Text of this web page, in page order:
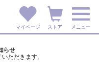
マイページ ストア メニュー
らせ
ただきます。